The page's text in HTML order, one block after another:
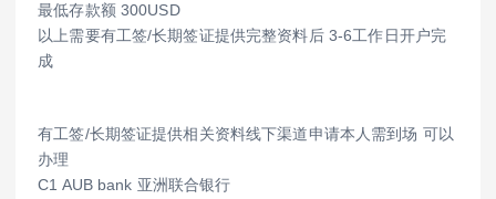
最低存款额 300USD
以上需要有工签/长期签证提供完整资料后 3-6工作日开户完
成
有工签/长期签证提供相关资料线下渠道申请本人需到场 可以
办理
C1 AUB bank 亚洲联合银行